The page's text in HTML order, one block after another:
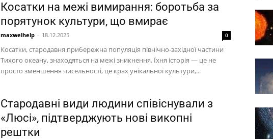
Косатки на межі вимирання: боротьба за
порятунок культури, що вмирає
maxwelhelp - 18.12.2025 0
Косатки, стародавня прибережна популяція північно-західної частини
Тихого океану, знаходяться на межі зникнення. Їхня історія — це не
просто зменшення чисельності, це крах унікальної культури,...
Стародавні види людини співіснували з
«Люсі», підтверджують нові викопні
рештки